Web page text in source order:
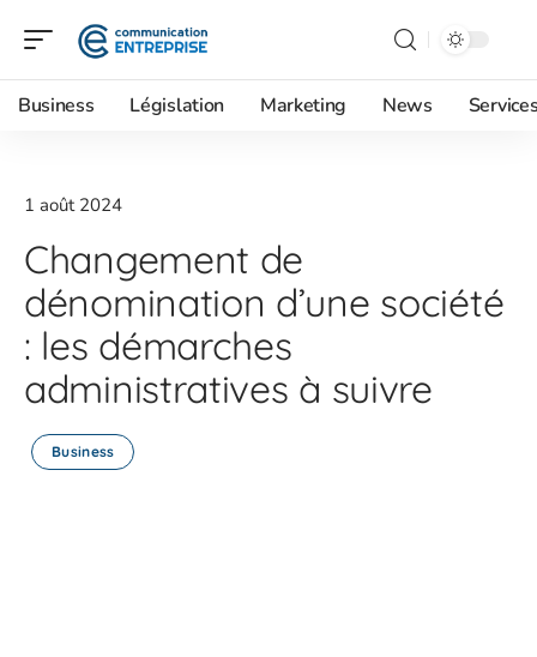
Business Législation Marketing News
1 août 2024
Changement de
dénomination d’une société
: les démarches
administratives à suivre
Business